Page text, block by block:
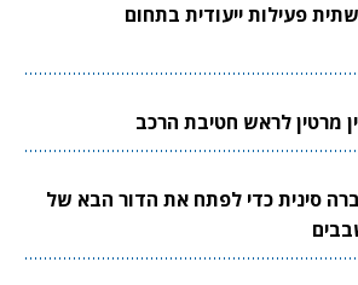
פעילות ייעודית בתחום
מרטין לראש חטיבת הרכב
סינית כדי לפתח את הדור הבא של